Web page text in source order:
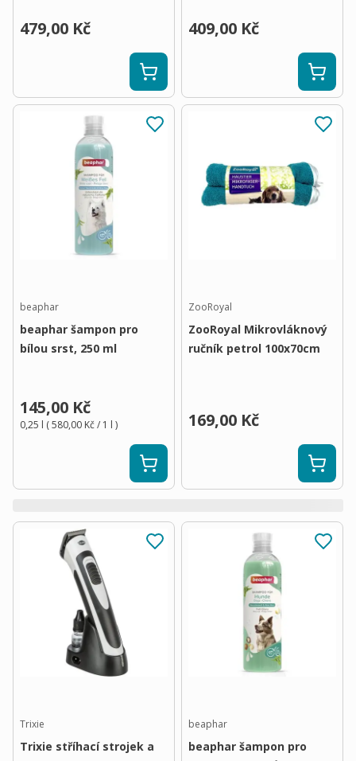
479,00 Kč 409,00 Kč
beaphar
beaphar šampon pro
bílou srst, 250 ml
145,00 Kč
0,25 l (580,00 Kč/ 1 l )
ZooRoyal
ZooRoyal Mikrovláknový
ručník petrol 100x70cm
169,00 Kč
Trixie
Trixie stříhací strojek a
beaphar
beaphar šampon pro